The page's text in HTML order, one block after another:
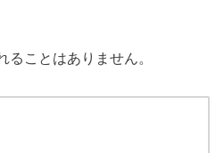
ることはありません。